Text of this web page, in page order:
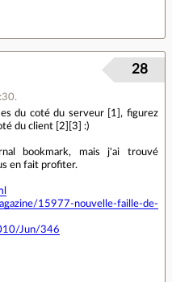
.
28
du coté du serveur [1], figurez
du client [2][3] :)
bookmark, mais j'ai trouvé
en fait profiter.
15977-nouvelle-faille-de-
Jun/346